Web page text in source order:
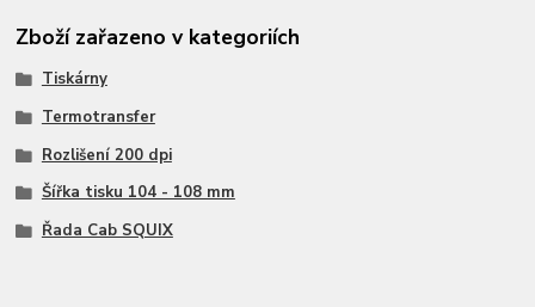
Zboží zařazeno v kategoriích
Tiskárny
Termotransfer
Rozlišení 200 dpi
Šířka tisku 104 - 108 mm
Řada Cab SQUIX